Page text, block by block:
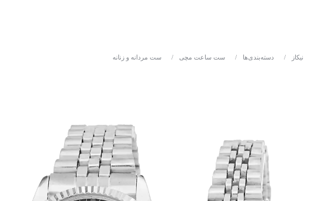
نیکاز / دسته‌بندی‌ها / ست ساعت مچی / ست مردانه و زنانه